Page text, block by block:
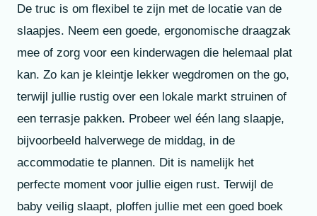
De truc is om flexibel te zijn met de locatie van de
slaapjes. Neem een goede, ergonomische draagzak
mee of zorg voor een kinderwagen die helemaal plat
kan. Zo kan je kleintje lekker wegdromen on the go,
terwijl jullie rustig over een lokale markt struinen of
een terrasje pakken. Probeer wel één lang slaapje,
bijvoorbeeld halverwege de middag, in de
accommodatie te plannen. Dit is namelijk het
perfecte moment voor jullie eigen rust. Terwijl de
baby veilig slaapt, ploffen jullie met een goed boek